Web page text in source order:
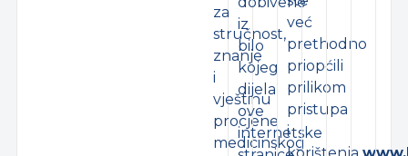
za
stručnost,
znanje
i
vještinu
procjene
medicinskog
iz
bilo
kojeg
dijela
ove
internetske
već
prethodno
priopćili
prilikom
pristupa
i
korištenja